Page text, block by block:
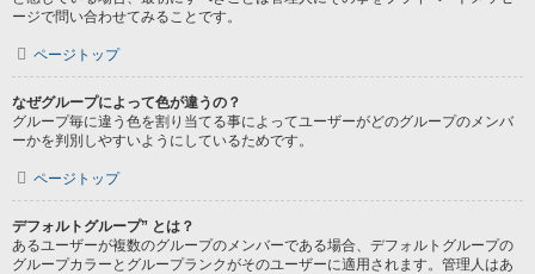
ージで問い合わせてみることです。
ページトップ
なぜグループによって色が違うの？
グループ毎に違う色を割り当てる事によってユーザーがどのグループのメンバ
ーかを判別しやすいようにしているためです。
ページトップ
デフォルトグループ” とは？
あるユーザーが複数のグループのメンバーである場合、デフォルトグループの
グループカラーとグループランクがそのユーザーに適用されます。管理人はあ